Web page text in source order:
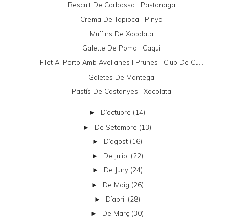
Bescuit De Carbassa I Pastanaga
Crema De Tapioca I Pinya
Muffins De Xocolata
Galette De Poma I Caqui
Filet Al Porto Amb Avellanes I Prunes I Club De Cu...
Galetes De Mantega
Pastís De Castanyes I Xocolata
► D’octubre (14)
► De Setembre (13)
► D’agost (16)
► De Juliol (22)
► De Juny (24)
► De Maig (26)
► D’abril (28)
► De Març (30)